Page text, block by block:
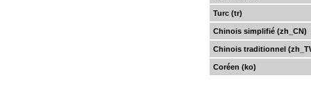
Turc (tr)
Chinois simplifié (zh_CN)
Chinois traditionnel
Coréen (ko)